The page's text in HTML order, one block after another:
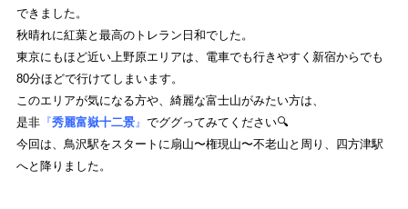
COLUMN
コラム
SHOP
店舗一覧
RECRUIT
できました。
秋晴れに紅葉と最高のトレラン日和でした。
東京にもほど近い上野原エリアは、電車でも行きやすく新宿からでも
80分ほどで行けてしまいます。
このエリアが気になる方や、綺麗な富士山がみたい方は、
是非『秀麗富嶽十二景』 でググってみてください🔍
今回は、鳥沢駅をスタートに扇山〜権現山〜不老山と周り、四方津駅
へと降りました。